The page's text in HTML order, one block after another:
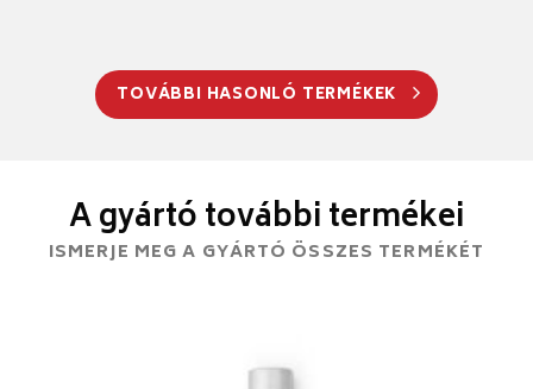
TOVÁBBI HASONLÓ TERMÉKEK
A gyártó további termékei
ISMERJE MEG A GYÁRTÓ ÖSSZES TERMÉKÉT